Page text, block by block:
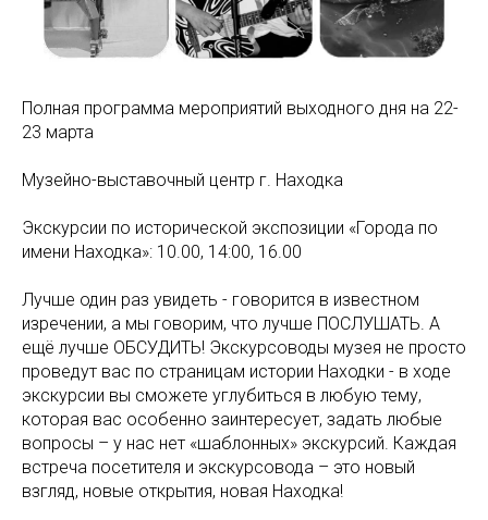
Полная программа мероприятий выходного дня на 22-
23 марта
Музейно-выставочный центр г. Находка
Экскурсии по исторической экспозиции «Города по
имени Находка»: 10.00, 14:00, 16.00
Лучше один раз увидеть - говорится в известном
изречении, а мы говорим, что лучше ПОСЛУШАТЬ. А
ещё лучше ОБСУДИТЬ! Экскурсоводы музея не просто
проведут вас по страницам истории Находки - в ходе
экскурсии вы сможете углубиться в любую тему,
которая вас особенно заинтересует, задать любые
вопросы – у нас нет «шаблонных» экскурсий. Каждая
встреча посетителя и экскурсовода – это новый
взгляд, новые открытия, новая Находка!